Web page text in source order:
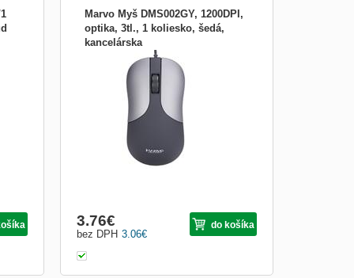
Marvo Myš DMS002GY, 1200DPI,
optika, 3tl., 1 koliesko, šedá,
kancelárska
Myš DMS002 GY Táto kompaktná myš, je
ideálnou voľbou pre každého, kto trávi
hodne času na cestách, ale aj v škole, či v
kancelárii. Má scrolovacie koliesko, ktoré
zaisťuje plynulosť pri scrollovaní.
Disponuje taktiež symetrickým a
ergonomickým designom...
3.06€
bez DPH
3.76€ do košíka